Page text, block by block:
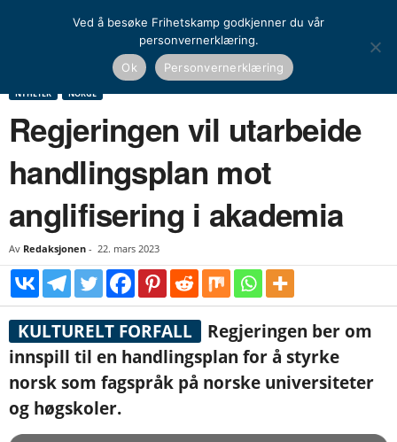
Norge
Regjeringen vil utarbeide handlingsplan mot anglifisering
NYHETER NORGE
Regjeringen vil utarbeide
handlingsplan mot
anglifisering i akademia
Av Redaksjonen - 22. mars 2023
KULTURELT FORFALL
Regjeringen ber om
innspill til en handlingsplan for å styrke
norsk som fagspråk på norske universiteter
og høgskoler.
Ved å besøke Frihetskamp godkjenner du vår
personvernerklæring.
Ok
Personvernerklæring